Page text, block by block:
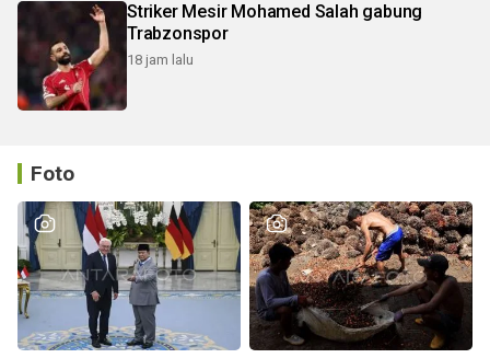
Striker Mesir Mohamed Salah gabung
Trabzonspor
18 jam lalu
Foto